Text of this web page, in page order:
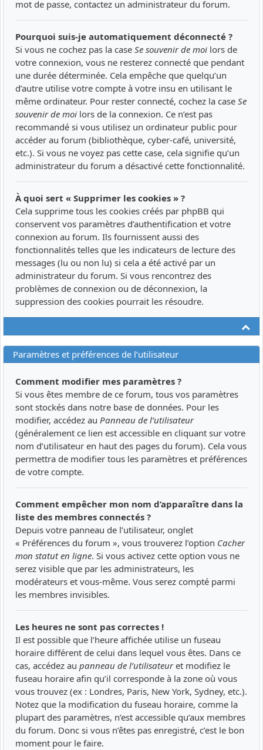
mot de passe, contactez un administrateur du forum.
Pourquoi suis-je automatiquement déconnecté ?
Si vous ne cochez pas la case Se souvenir de moi lors de
votre connexion, vous ne resterez connecté que pendant
une durée déterminée. Cela empêche que quelqu’un
d’autre utilise votre compte à votre insu en utilisant le
même ordinateur. Pour rester connecté, cochez la case Se
souvenir de moi lors de la connexion. Ce n’est pas
recommandé si vous utilisez un ordinateur public pour
accéder au forum (bibliothèque, cyber-café, université,
etc.). Si vous ne voyez pas cette case, cela signifie qu’un
administrateur du forum a désactivé cette fonctionnalité.
À quoi sert « Supprimer les cookies » ?
Cela supprime tous les cookies créés par phpBB qui
conservent vos paramètres d’authentification et votre
connexion au forum. Ils fournissent aussi des
fonctionnalités telles que les indicateurs de lecture des
messages (lu ou non lu) si cela a été activé par un
administrateur du forum. Si vous rencontrez des
problèmes de connexion ou de déconnexion, la
suppression des cookies pourrait les résoudre.
Paramètres et préférences de l’utilisateur
Comment modifier mes paramètres ?
Si vous êtes membre de ce forum, tous vos paramètres
sont stockés dans notre base de données. Pour les
modifier, accédez au Panneau de l’utilisateur
(généralement ce lien est accessible en cliquant sur votre
nom d’utilisateur en haut des pages du forum). Cela vous
permettra de modifier tous les paramètres et préférences
de votre compte.
Comment empêcher mon nom d’apparaître dans la
liste des membres connectés ?
Depuis votre panneau de l’utilisateur, onglet
« Préférences du forum », vous trouverez l’option Cacher
mon statut en ligne. Si vous activez cette option vous ne
serez visible que par les administrateurs, les
modérateurs et vous-même. Vous serez compté parmi
les membres invisibles.
Les heures ne sont pas correctes !
Il est possible que l’heure affichée utilise un fuseau
horaire différent de celui dans lequel vous êtes. Dans ce
cas, accédez au panneau de l’utilisateuret modifiez le
fuseau horaire afin qu’il corresponde à la zone où vous
vous trouvez (ex : Londres, Paris, New York, Sydney, etc.).
Notez que la modification du fuseau horaire, comme la
plupart des paramètres, n’est accessible qu’aux membres
du forum. Donc si vous n’êtes pas enregistré, c’est le bon
moment pour le faire.